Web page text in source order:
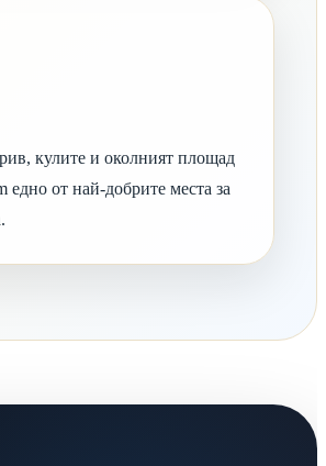
кулите и околният площад
едно от най-добрите места за